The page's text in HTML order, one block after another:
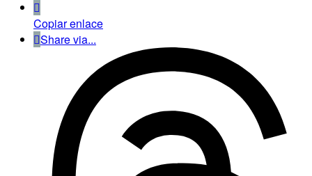
Copiar enlace
Share via...